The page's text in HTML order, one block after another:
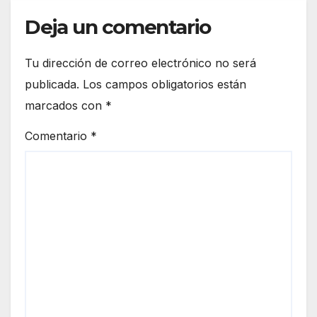
Deja un comentario
Tu dirección de correo electrónico no será
publicada. Los campos obligatorios están
marcados con *
Comentario *